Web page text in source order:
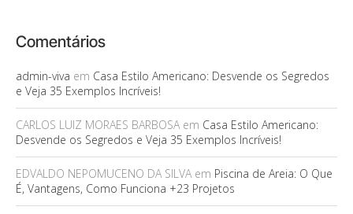
Comentários
admin-viva em Casa Estilo Americano: Desvende os Segredos
e Veja 35 Exemplos Incríveis!
CARLOS LUIZ MORAES BARBOSAem Casa Estilo Americano:
Desvende os Segredos e Veja 35 Exemplos Incríveis!
EDVALDO NEPOMUCENO DA SILVAem Piscina de Areia: O Que
É, Vantagens, Como Funciona +23 Projetos